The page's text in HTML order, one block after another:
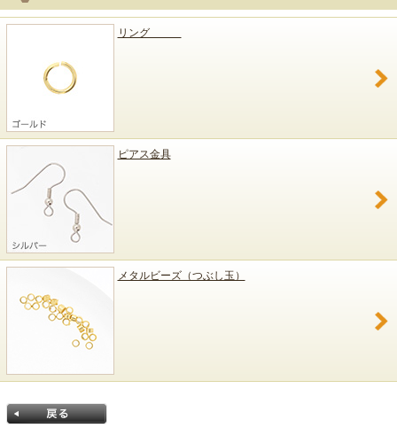
リング
ピアス金具
メタルビーズ（つぶし玉）